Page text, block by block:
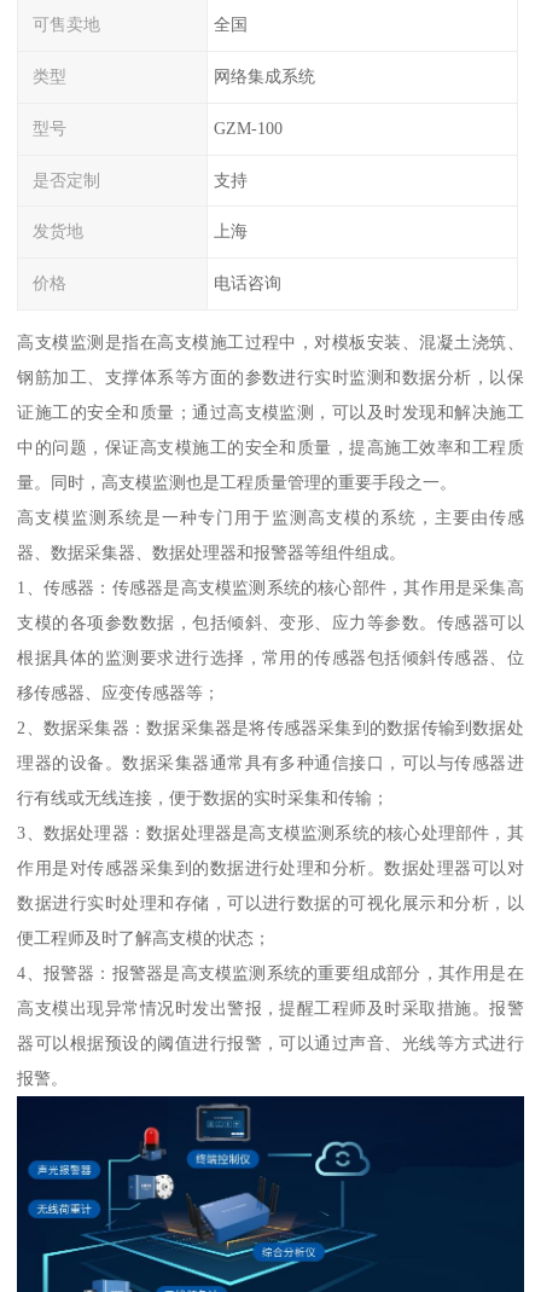
可售卖地 全国
类型 网络集成系统
型号 GZM-100
是否定制 支持
发货地 上海
价格 电话咨询
高支模监测是指在高支模施工过程中，对模板安装、混凝土浇筑、
钢筋加工、支撑体系等方面的参数进行实时监测和数据分析，以保
证施工的安全和质量；通过高支模监测，可以及时发现和解决施工
中的问题，保证高支模施工的安全和质量，提高施工效率和工程质
量。同时，高支模监测也是工程质量管理的重要手段之一。
高支模监测系统是一种专门用于监测高支模的系统，主要由传感
器、数据采集器、数据处理器和报警器等组件组成。
1、传感器：传感器是高支模监测系统的核心部件，其作用是采集高
支模的各项参数数据，包括倾斜、变形、应力等参数。传感器可以
根据具体的监测要求进行选择，常用的传感器包括倾斜传感器、位
移传感器、应变传感器等；
2、数据采集器：数据采集器是将传感器采集到的数据传输到数据处
理器的设备。数据采集器通常具有多种通信接口，可以与传感器进
行有线或无线连接，便于数据的实时采集和传输；
3、数据处理器：数据处理器是高支模监测系统的核心处理部件，其
作用是对传感器采集到的数据进行处理和分析。数据处理器可以对
数据进行实时处理和存储，可以进行数据的可视化展示和分析，以
便工程师及时了解高支模的状态；
4、报警器：报警器是高支模监测系统的重要组成部分，其作用是在
高支模出现异常情况时发出警报，提醒工程师及时采取措施。报警
器可以根据预设的阈值进行报警，可以通过声音、光线等方式进行
报警。